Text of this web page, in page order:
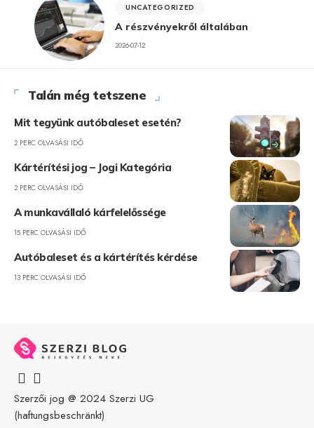
UNCATEGORIZED
A részvényekről általában
2026-07-12
Talán még tetszene
Mit tegyünk autóbaleset esetén?
2 PERC OLVASÁSI IDŐ
Kártérítési jog – Jogi Kategória
2 PERC OLVASÁSI IDŐ
A munkavállaló kárfelelőssége
15 PERC OLVASÁSI IDŐ
Autóbaleset és a kártérítés kérdése
13 PERC OLVASÁSI IDŐ
Szerzői jog @ 2024 Szerzi UG
(haftungsbeschränkt)